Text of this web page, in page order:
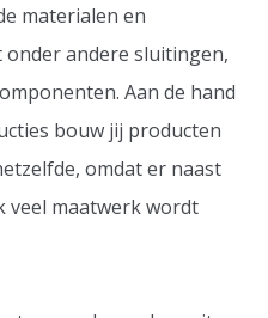
materialen en
andere sluitingen,
Aan de hand
bouw jij producten
omdat er naast
veel maatwerk wordt